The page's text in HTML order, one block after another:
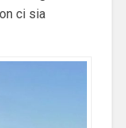
ci sia